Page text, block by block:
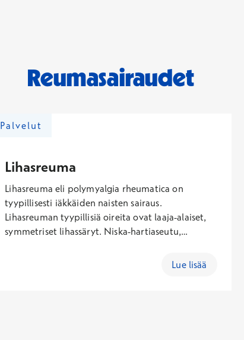
Reumasairaudet
Palvelut
Lihasreuma
Lihasreuma eli polymyalgia rheumatica on
tyypillisesti iäkkäiden naisten sairaus.
Lihasreuman tyypillisiä oireita ovat laaja-alaiset,
symmetriset lihassäryt. Niska-hartiaseutu,
särkeä ja olla jäykkiä. Lihasreumaan voi liittyä
Lue lisää